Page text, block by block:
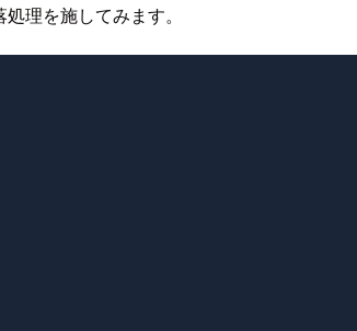
理を施してみます。